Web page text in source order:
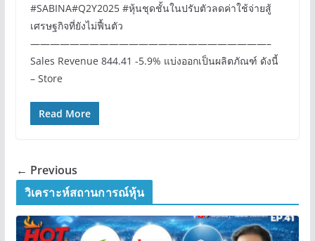
#SABINA#Q2Y2025 #หุ้นชุดชั้นในปรับตัวลดค่าใช้จ่ายสู้
เศรษฐกิจที่ยังไม่ฟื้นตัว
————————————————————————–
Sales Revenue 844.41 -5.9% แบ่งออกเป็นผลิตภัณฑ์ ดังนี้
– Store
Read More
← Previous
วิเคราะห์สถานการณ์หุ้น